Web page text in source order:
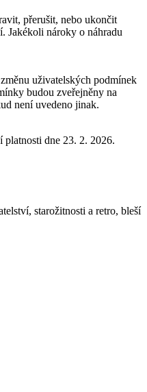
přerušit, nebo ukončit
Jakékoli nároky o náhradu
uživatelských podmínek
budou zveřejněny na
není uvedeno jinak.
dne 23. 2. 2026.
starožitnosti a retro, bleší